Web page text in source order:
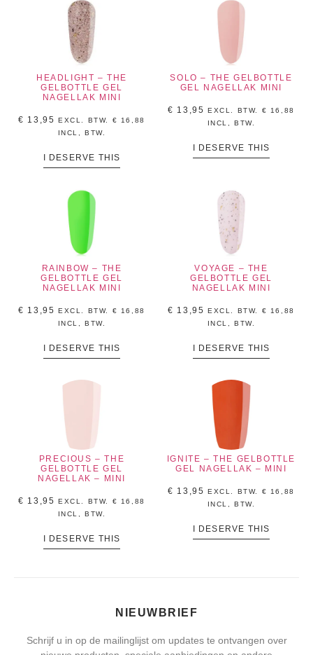
HEADLIGHT – THE
GELBOTTLE GEL
NAGELLAK MINI
€ 13,95 EXCL. BTW. € 16,88
INCL, BTW.
I DESERVE THIS
SOLO – THE GELBOTTLE
GEL NAGELLAK MINI
€ 13,95 EXCL. BTW. € 16,88
INCL, BTW.
I DESERVE THIS
RAINBOW – THE
GELBOTTLE GEL
NAGELLAK MINI
€ 13,95 EXCL. BTW. € 16,88
INCL, BTW.
I DESERVE THIS
VOYAGE – THE
GELBOTTLE GEL
NAGELLAK MINI
€ 13,95 EXCL. BTW. € 16,88
INCL, BTW.
I DESERVE THIS
PRECIOUS – THE
GELBOTTLE GEL
NAGELLAK – MINI
€ 13,95 EXCL. BTW. € 16,88
INCL, BTW.
I DESERVE THIS
IGNITE – THE GELBOTTLE
GEL NAGELLAK – MINI
€ 13,95 EXCL. BTW. € 16,88
INCL, BTW.
I DESERVE THIS
NIEUWBRIEF
Schrijf u in op de mailinglijst om updates te ontvangen over